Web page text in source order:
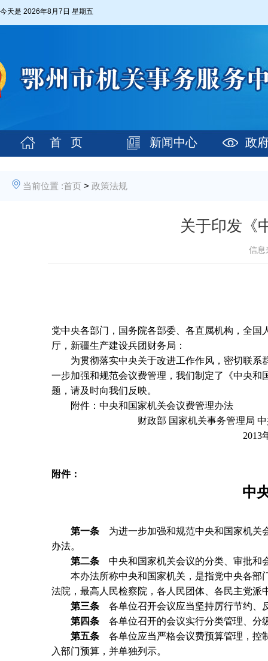
今天是 2026年8月7日 星期五
首 页 新闻中心 政
当前位置 :首页 > 政策法规
关于印发《
信息
党中央各部门，国务院各部委、各直属机构，全
厅，新疆生产建设兵团财务局：
为贯彻落实中央关于改进工作作风，密切联系
一步加强和规范会议费管理，我们制定了《中央和
题，请及时向我们反映。
附件：中央和国家机关会议费管理办法
财政部 国家机关事务管理局 中共中
2013年9月
附件：
中
第一条 为进一步加强和规范中央和国家机关
办法。
第二条 中央和国家机关会议的分类、审批和
本办法所称中央和国家机关，是指党中央各部
法院，最高人民检察院，各人民团体、各民主党派
第三条 各单位召开会议应当坚持厉行节约、
第四条 各单位召开的会议实行分类管理、分
第五条 各单位应当严格会议费预算管理，控
入部门预算，并单独列示。